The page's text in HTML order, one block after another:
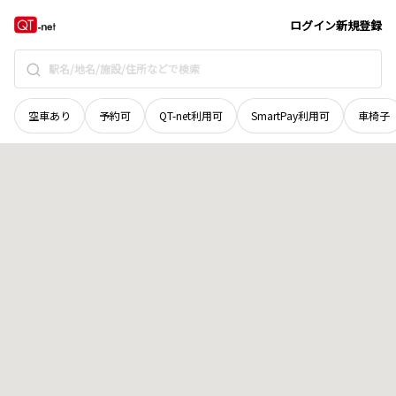
ログイン新規登録
空車あり 予約可 QT-net利用可 SmartPay利用可 車椅子
広島県